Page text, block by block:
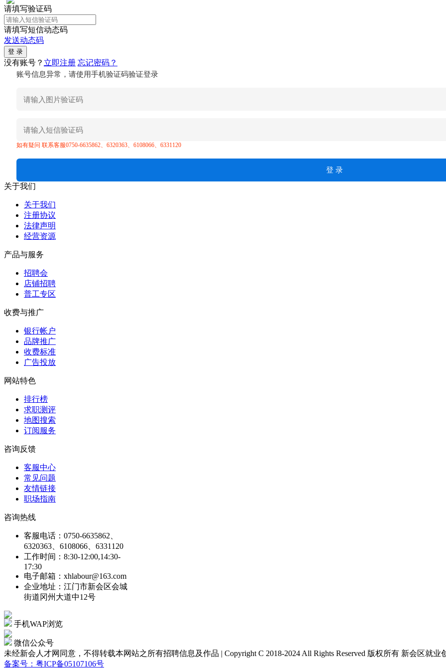
请填写验证码
请填写短信动态码
发送动态码
没有账号？ 立即注册 忘记密码？
账号信息异常，请使用手机验证码验证登录
如有疑问 联系客服0750-6635862、6320363、6108066、6331120
关于我们
关于我们
注册协议
法律声明
经营资源
产品与服务
招聘会
店铺招聘
普工专区
收费与推广
银行帐户
品牌推广
收费标准
广告投放
网站特色
排行榜
求职测评
地图搜索
订阅服务
咨询反馈
客服中心
常见问题
友情链接
职场指南
咨询热线
客服电话：0750-6635862、
6320363、6108066、6331120
工作时间：8:30-12:00,14:30-
17:30
电子邮箱：xhlabour@163.com
企业地址：江门市新会区会城
街道冈州大道中12号
手机WAP浏览
微信公众号
未经新会人才网同意，不得转载本网站之所有招聘信息及作品 | Copyright C 2018-2024 All Rights Reserved 版权所有 新会区就业
备案号：粤ICP备05107106号